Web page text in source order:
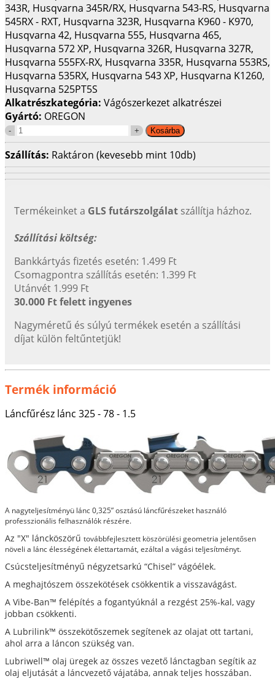
343R, Husqvarna 345R/RX, Husqvarna 543-RS, Husqvarna
545RX - RXT, Husqvarna 323R, Husqvarna K960 - K970,
Husqvarna 42, Husqvarna 555, Husqvarna 465,
Husqvarna 572 XP, Husqvarna 326R, Husqvarna 327R,
Husqvarna 555FX-RX, Husqvarna 335R, Husqvarna 553RS,
Husqvarna 535RX, Husqvarna 543 XP, Husqvarna K1260,
Husqvarna 525PT5S
Alkatrészkategória: Vágószerkezet alkatrészei
Gyártó: OREGON
Szállítás: Raktáron (kevesebb mint 10db)
Termékeinket a GLS futárszolgálat szállítja házhoz.
Szállítási költség:
Bankkártyás fizetés esetén: 1.499 Ft
Csomagpontra szállítás esetén: 1.399 Ft
Utánvét 1.999 Ft
30.000 Ft felett ingyenes
Nagyméretű és súlyú termékek esetén a szállítási
díjat külön feltűntetjük!
Termék információ
Láncfűrész lánc 325 - 78 - 1.5
A nagyteljesítményü lánc 0,325” osztású láncfűrészeket használó
professzionális felhasználók részére.
Az "X" láncköszörű továbbfejlesztett köszörülési geometria jelentősen
növeli a lánc élességének élettartamát, ezáltal a vágási teljesítményt.
Csúcsteljesítményű négyzetsarkú “Chisel” vágóélek.
A meghajtószem összekötések csökkentik a visszavágást.
A Vibe-Ban™ felépítés a fogantyúknál a rezgést 25%-kal, vagy
jobban csökkenti.
A Lubrilink™ összekötőszemek segítenek az olajat ott tartani,
ahol arra a láncon szükség van.
Lubriwell™ olaj üregek az összes vezető lánctagban segítik az
olaj eljutását a láncvezető vájatába, annak teljes hosszában.